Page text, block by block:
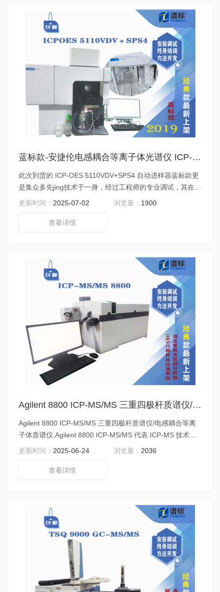
蓝标款-安捷伦电感耦合等离子体光谱仪 ICP-OES 5110 (二手）
此次到货的 ICP-OES 5110VDV+SPS4 自动进样器蓝标款更
是集众多先jing技术于一身，经过工程师的专业调试，其在金
属测试谱图曲线重现性方面的良好表现，再次印证了安捷伦
领域的研究、生产或质量控制工作，安捷伦 ICP-OES 5110
更新时间： 2025-07-02 浏览量： 1900
查看详情
Agilent 8800 ICP-MS/MS 三重四极杆质谱仪/电感耦合等离子体质谱仪（二手）
Agilent 8800 ICP-MS/MS 三重四极杆质谱仪/电感耦合等离
子体质谱仪,Agilent 8800 ICP-MS/MS 代表 ICP-MS 技术的
一次重大进步，并重新定义了痕量元素分析的性能。与现有
术研究实验室的许多应用中均表现出了显著的分析优势。
更新时间： 2025-06-24 浏览量： 2036
查看详情